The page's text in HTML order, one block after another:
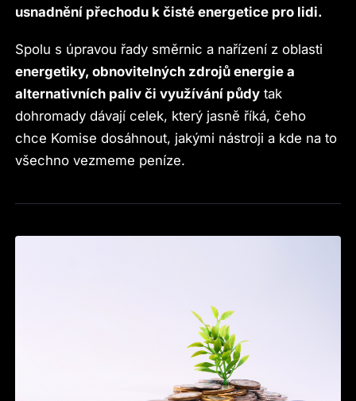
usnadnění přechodu k čisté energetice pro lidi.
Spolu s úpravou řady směrnic a nařízení z oblasti
energetiky, obnovitelných zdrojů energie a
alternativních paliv či využívání půdy tak
dohromady dávají celek, který jasně říká, čeho
chce Komise dosáhnout, jakými nástroji a kde na to
všechno vezmeme peníze.